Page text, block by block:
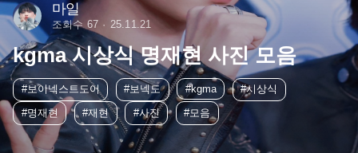
마일
조회수 67 25.11.21
kgma 시상식 명재현 사진 모음
#보이넥스트도어 #보넥도 #kgma
#시상식
#명재현
#재현 #사진 #모음